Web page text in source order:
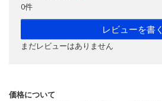
0件
レビューを書く
まだレビューはありません
価格について